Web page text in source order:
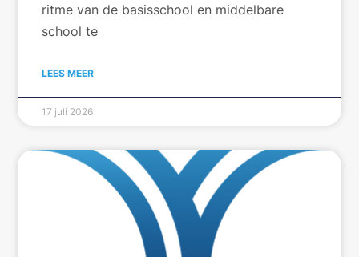
ritme van de basisschool en middelbare
school te
LEES MEER
17 juli 2026